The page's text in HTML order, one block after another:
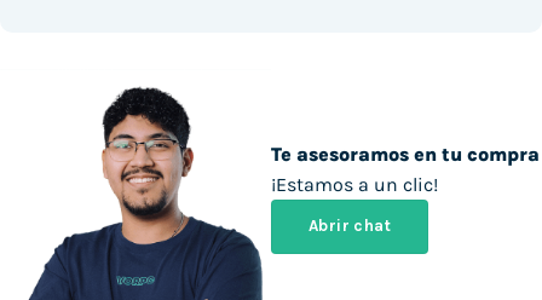
Te asesoramos en tu compra
¡Estamos a un clic!
Abrir chat